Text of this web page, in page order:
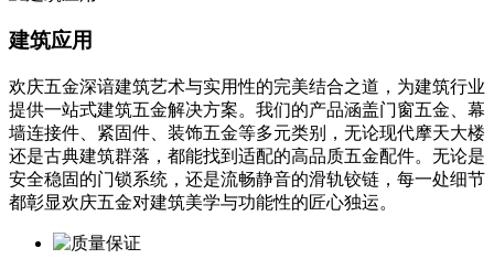
建筑应用
欢庆五金深谙建筑艺术与实用性的完美结合之道，为建筑行业
提供一站式建筑五金解决方案。我们的产品涵盖门窗五金、幕
墙连接件、紧固件、装饰五金等多元类别，无论现代摩天大楼
还是古典建筑群落，都能找到适配的高品质五金配件。无论是
安全稳固的门锁系统，还是流畅静音的滑轨铰链，每一处细节
都彰显欢庆五金对建筑美学与功能性的匠心独运。